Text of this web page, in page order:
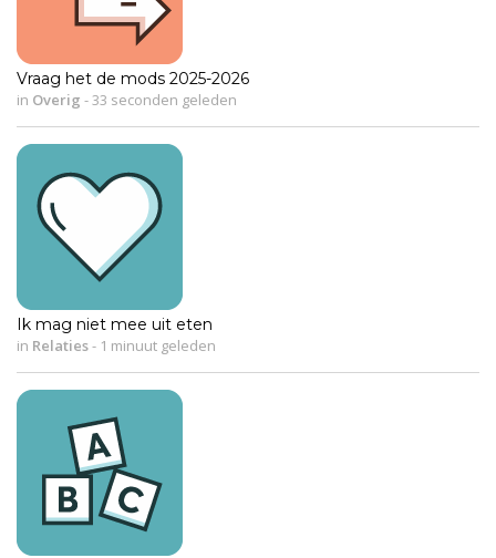
Vraag het de mods 2025-2026
in Overig -33 seconden geleden
Ik mag niet mee uit eten
in Relaties- 1 minuut geleden